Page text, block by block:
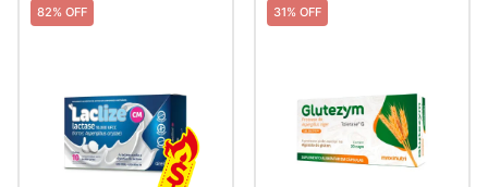
82% OFF 31% OFF